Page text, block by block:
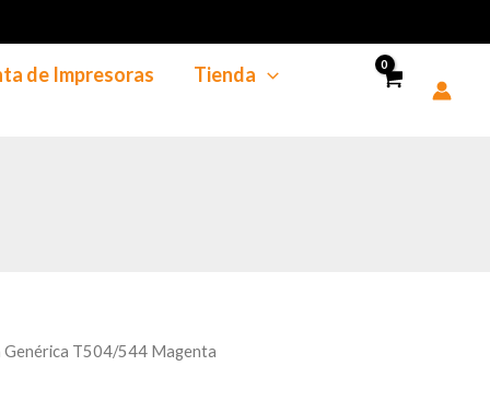
de Impresoras Tienda
T504/544 Magenta